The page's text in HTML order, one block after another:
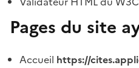
Pages du site
Accueil https://